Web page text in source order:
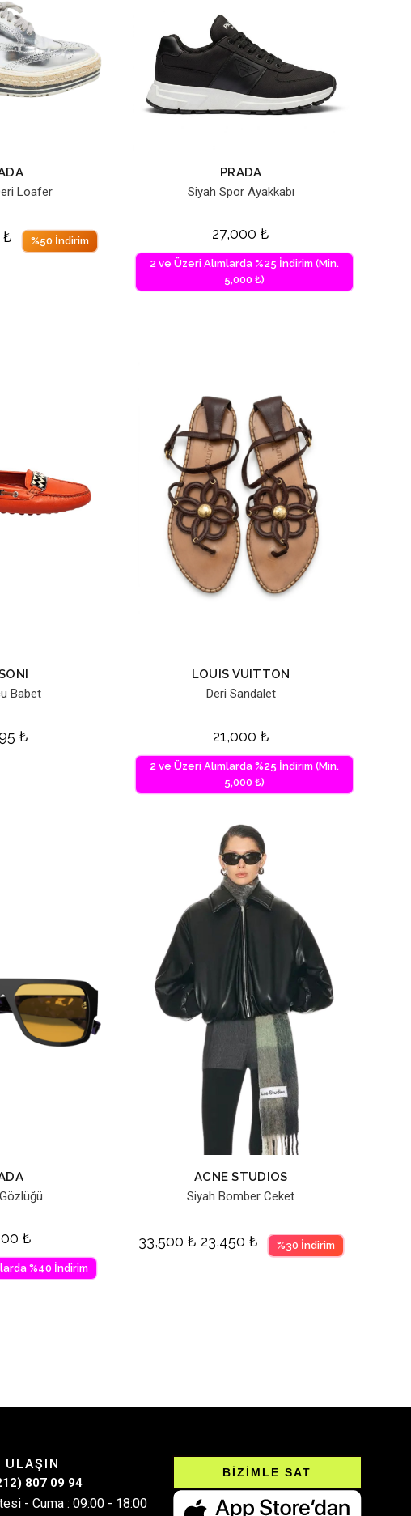
Loafer
₺ %50 İndirim
PRADA
Siyah Spor Ayakkabı
27,000₺
2 ve Üzeri Alımlarda %25 İndirim (Min.
5,000 ₺)
Babet
₺
LOUIS VUITTON
Deri Sandalet
21,000 ₺
2 ve Üzeri Alımlarda %25 İndirim (Min.
5,000 ₺)
₺
%40 İndirim
ACNE STUDIOS
Siyah Bomber Ceket
33,500₺ 23,450₺ %30 İndirim
ULAŞIN
807 09 94
- Cuma : 09:00 - 18:00
BİZİMLE SAT